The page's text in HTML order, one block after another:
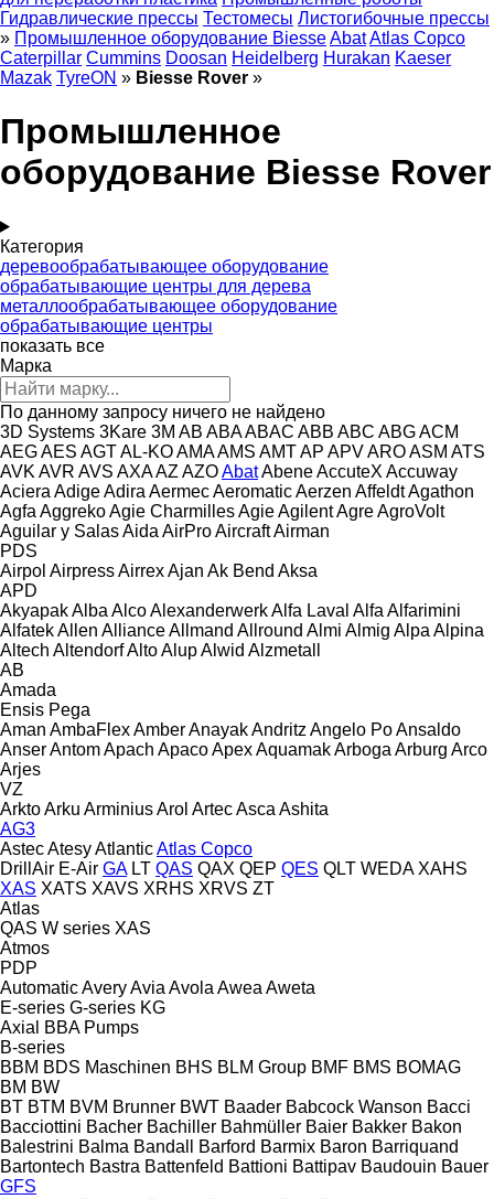
Гидравлические прессы Тестомесы Листогибочные прессы
» Промышленное оборудование BiesseAbatAtlas Copco
Caterpillar Cummins Doosan Heidelberg Hurakan Kaeser
Mazak TyreON » Biesse Rover »
Промышленное
оборудование Biesse Rover
Категория
деревообрабатывающее оборудование
обрабатывающие центры для дерева
металлообрабатывающее оборудование
обрабатывающие центры
показать все
Марка
По данному запросу ничего не найдено
3D Systems 3Kare 3M AB ABAABAC ABB ABC ABGACM
AEGAES AGTAL-KOAMAAMS AMTAP APVAROASM ATS
AVK AVR AVS AXAAZ AZOAbatAbeneAccuteX Accuway
Aciera AdigeAdira AermecAeromaticAerzen AffeldtAgathon
Agfa AggrekoAgie CharmillesAgieAgilentAgreAgroVolt
Aguilar y SalasAida AirProAircraftAirman
PDS
Airpol AirpressAirrexAjan Ak Bend Aksa
APD
AkyapakAlba AlcoAlexanderwerkAlfa Laval Alfa Alfarimini
AlfatekAllen AllianceAllmand Allround Almi Almig Alpa Alpina
Altech AltendorfAltoAlupAlwid Alzmetall
AB
Amada
Ensis Pega
Aman AmbaFlexAmberAnayakAndritz Angelo PoAnsaldo
AnserAntomApach ApacoApexAquamakArboga Arburg Arco
Arjes
VZ
ArktoArku ArminiusArol ArtecAsca Ashita
AG3
AstecAtesyAtlanticAtlas Copco
DrillAir E-Air GA LT QAS QAX QEP QES QLT WEDA XAHS
XAS XATS XAVS XRHS XRVS ZT
Atlas
QAS W series XAS
Atmos
PDP
AutomaticAveryAvia Avola Awea Aweta
E-series G-series KG
Axial
BBA Pumps
B-series
BBM BDS Maschinen BHS BLM Group BMF BMS BOMAG
BM BW
BT BTM BVM Brunner BWT Baader Babcock Wanson Bacci
Bacciottini Bacher Bachiller Bahmüller Baier Bakker Bakon
Balestrini Balma Bandall Barford Barmix Baron Barriquand
Bartontech Bastra Battenfeld Battioni Battipav Baudouin Bauer
GFS